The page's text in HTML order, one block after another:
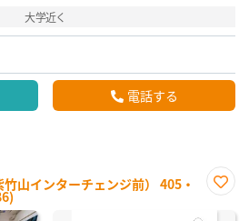
大学近く
電話する
山インターチェンジ前） 405・
に入